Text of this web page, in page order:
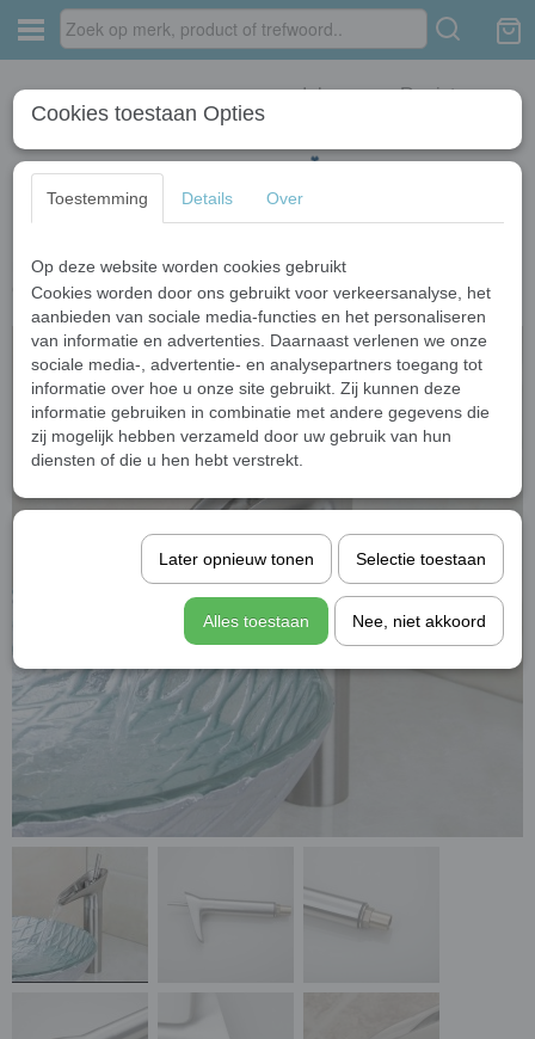
Inloggen Registreren
Home › Wastafelkranen › Geborstelde nikkel kranen
Ovi deluxe watervalkraan
Cookies toestaan Opties
Toestemming Details Over
Op deze website worden cookies gebruikt
Cookies worden door ons gebruikt voor verkeersanalyse, het
aanbieden van sociale media-functies en het personaliseren
van informatie en advertenties. Daarnaast verlenen we onze
sociale media-, advertentie- en analysepartners toegang tot
informatie over hoe u onze site gebruikt. Zij kunnen deze
informatie gebruiken in combinatie met andere gegevens die
zij mogelijk hebben verzameld door uw gebruik van hun
diensten of die u hen hebt verstrekt.
Later opnieuw tonen Selectie toestaan
Alles toestaan Nee, niet akkoord